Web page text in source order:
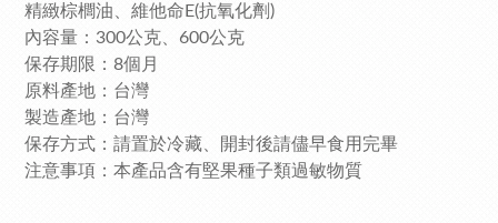
精緻棕櫚油、維他命E(抗氧化劑)
內容量：300公克、600公克
保存期限：8個月
原料產地：台灣
製造產地：台灣
保存方式：請置於冷藏、開封後請儘早食用完畢
注意事項：本產品含有堅果種子類過敏物質